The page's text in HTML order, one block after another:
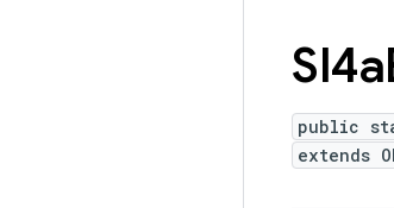
Sl4a
public
extends